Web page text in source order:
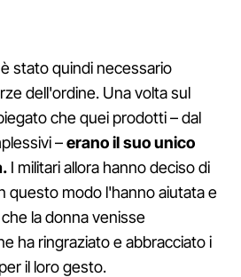
stato quindi necessario
dell'ordine. Una volta sul
che quei prodotti – dal
–erano il suo unico
I militari allora hanno deciso di
questo modo l'hanno aiutata e
la donna venisse
ha ringraziato e abbracciato i
il loro gesto.